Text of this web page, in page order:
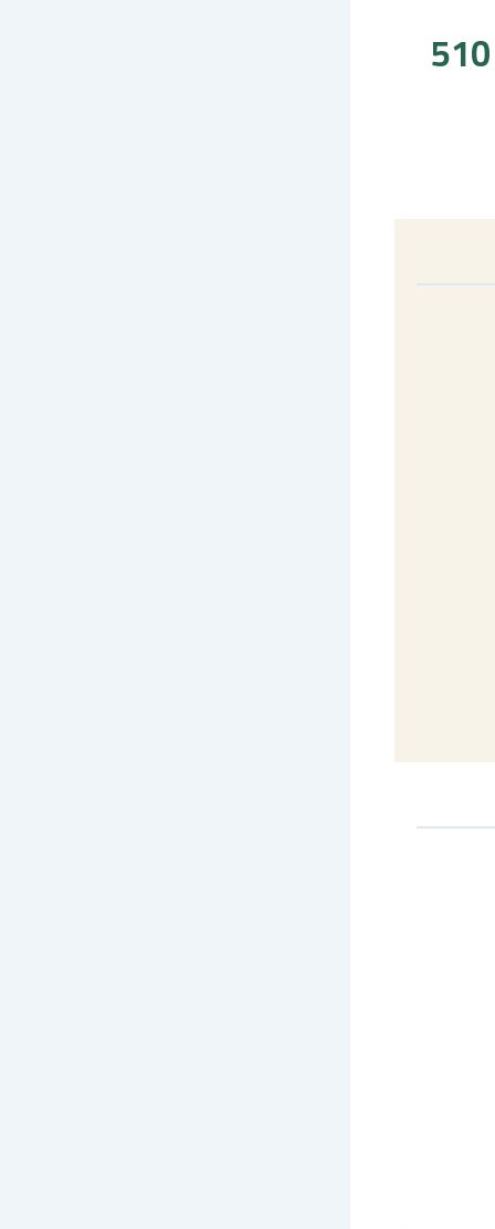
بيت زاوية للبيع بخمس شقق بمساحة 510